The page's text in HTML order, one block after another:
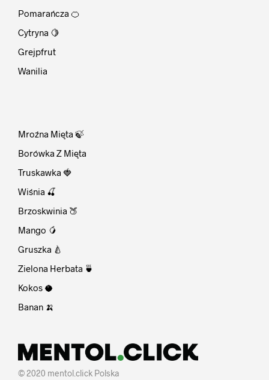
Pomarańcza 🍊
Cytryna 🍋
Grejpfrut
Wanilia
Mroźna Mięta 🍃
Borówka Z Mięta
Truskawka 🍓
Wiśnia 🍒
Brzoskwinia 🍑
Mango 🥭
Gruszka 🍐
Zielona Herbata 🍵
Kokos 🥥
Banan 🍌
© 2020 mentol.click Polska